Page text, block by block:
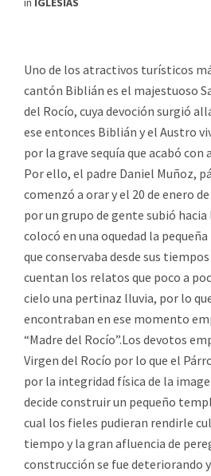
Uno de los atractivos turísticos
cantón Biblián es el majestuoso
del Rocío, cuya devoción surgió
ese entonces Biblián y el Austro
por la grave sequía que acabó
Por ello, el padre Daniel Muñoz,
comenzó a orar y el 20 de enero
por un grupo de gente subió
colocó en una oquedad la
que conservaba desde sus
cuentan los relatos que poco a
cielo una pertinaz lluvia, por lo
encontraban en ese momento
“Madre del Rocío”.Los devotos
Virgen del Rocío por lo que el
por la integridad física de la
decide construir un pequeño
cual los fieles pudieran rendirle
tiempo y la gran afluencia de
construcción se fue deteriorando